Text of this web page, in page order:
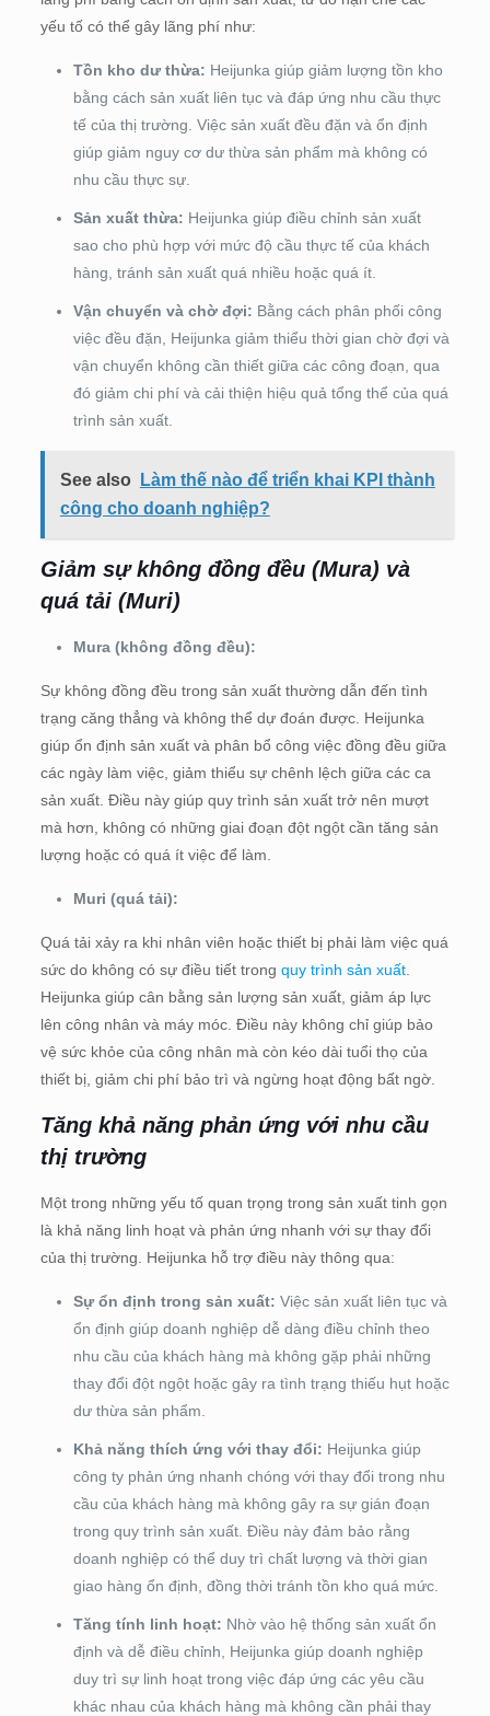
yếu tố có thể gây lãng phí như:
Tồn kho dư thừa: Heijunka giúp giảm lượng tồn kho
bằng cách sản xuất liên tục và đáp ứng nhu cầu thực
tế của thị trường. Việc sản xuất đều đặn và ổn định
giúp giảm nguy cơ dư thừa sản phẩm mà không có
nhu cầu thực sự.
Sản xuất thừa: Heijunka giúp điều chỉnh sản xuất
sao cho phù hợp với mức độ cầu thực tế của khách
hàng, tránh sản xuất quá nhiều hoặc quá ít.
Vận chuyển và chờ đợi: Bằng cách phân phối công
việc đều đặn, Heijunka giảm thiểu thời gian chờ đợi và
vận chuyển không cần thiết giữa các công đoạn, qua
đó giảm chi phí và cải thiện hiệu quả tổng thể của quá
trình sản xuất.
See also
Làm thế nào để triển khai KPI thành
công cho doanh nghiệp?
Giảm sự không đồng đều (Mura) và
quá tải (Muri)
Mura (không đồng đều):
Sự không đồng đều trong sản xuất thường dẫn đến tình
trạng căng thẳng và không thể dự đoán được. Heijunka
giúp ổn định sản xuất và phân bổ công việc đồng đều giữa
các ngày làm việc, giảm thiểu sự chênh lệch giữa các ca
sản xuất. Điều này giúp quy trình sản xuất trở nên mượt
mà hơn, không có những giai đoạn đột ngột cần tăng sản
lượng hoặc có quá ít việc để làm.
Muri (quá tải):
Quá tải xảy ra khi nhân viên hoặc thiết bị phải làm việc quá
sức do không có sự điều tiết trong quy trình sản xuất.
Heijunka giúp cân bằng sản lượng sản xuất, giảm áp lực
lên công nhân và máy móc. Điều này không chỉ giúp bảo
vệ sức khỏe của công nhân mà còn kéo dài tuổi thọ của
thiết bị, giảm chi phí bảo trì và ngừng hoạt động bất ngờ.
Tăng khả năng phản ứng với nhu cầu
thị trường
Một trong những yếu tố quan trọng trong sản xuất tinh gọn
là khả năng linh hoạt và phản ứng nhanh với sự thay đổi
của thị trường. Heijunka hỗ trợ điều này thông qua:
Sự ổn định trong sản xuất: Việc sản xuất liên tục và
ổn định giúp doanh nghiệp dễ dàng điều chỉnh theo
nhu cầu của khách hàng mà không gặp phải những
thay đổi đột ngột hoặc gây ra tình trạng thiếu hụt hoặc
dư thừa sản phẩm.
Khả năng thích ứng với thay đổi: Heijunka giúp
công ty phản ứng nhanh chóng với thay đổi trong nhu
cầu của khách hàng mà không gây ra sự gián đoạn
trong quy trình sản xuất. Điều này đảm bảo rằng
doanh nghiệp có thể duy trì chất lượng và thời gian
giao hàng ổn định, đồng thời tránh tồn kho quá mức.
Tăng tính linh hoạt: Nhờ vào hệ thống sản xuất ổn
định và dễ điều chỉnh, Heijunka giúp doanh nghiệp
duy trì sự linh hoạt trong việc đáp ứng các yêu cầu
khác nhau của khách hàng mà không cần phải thay